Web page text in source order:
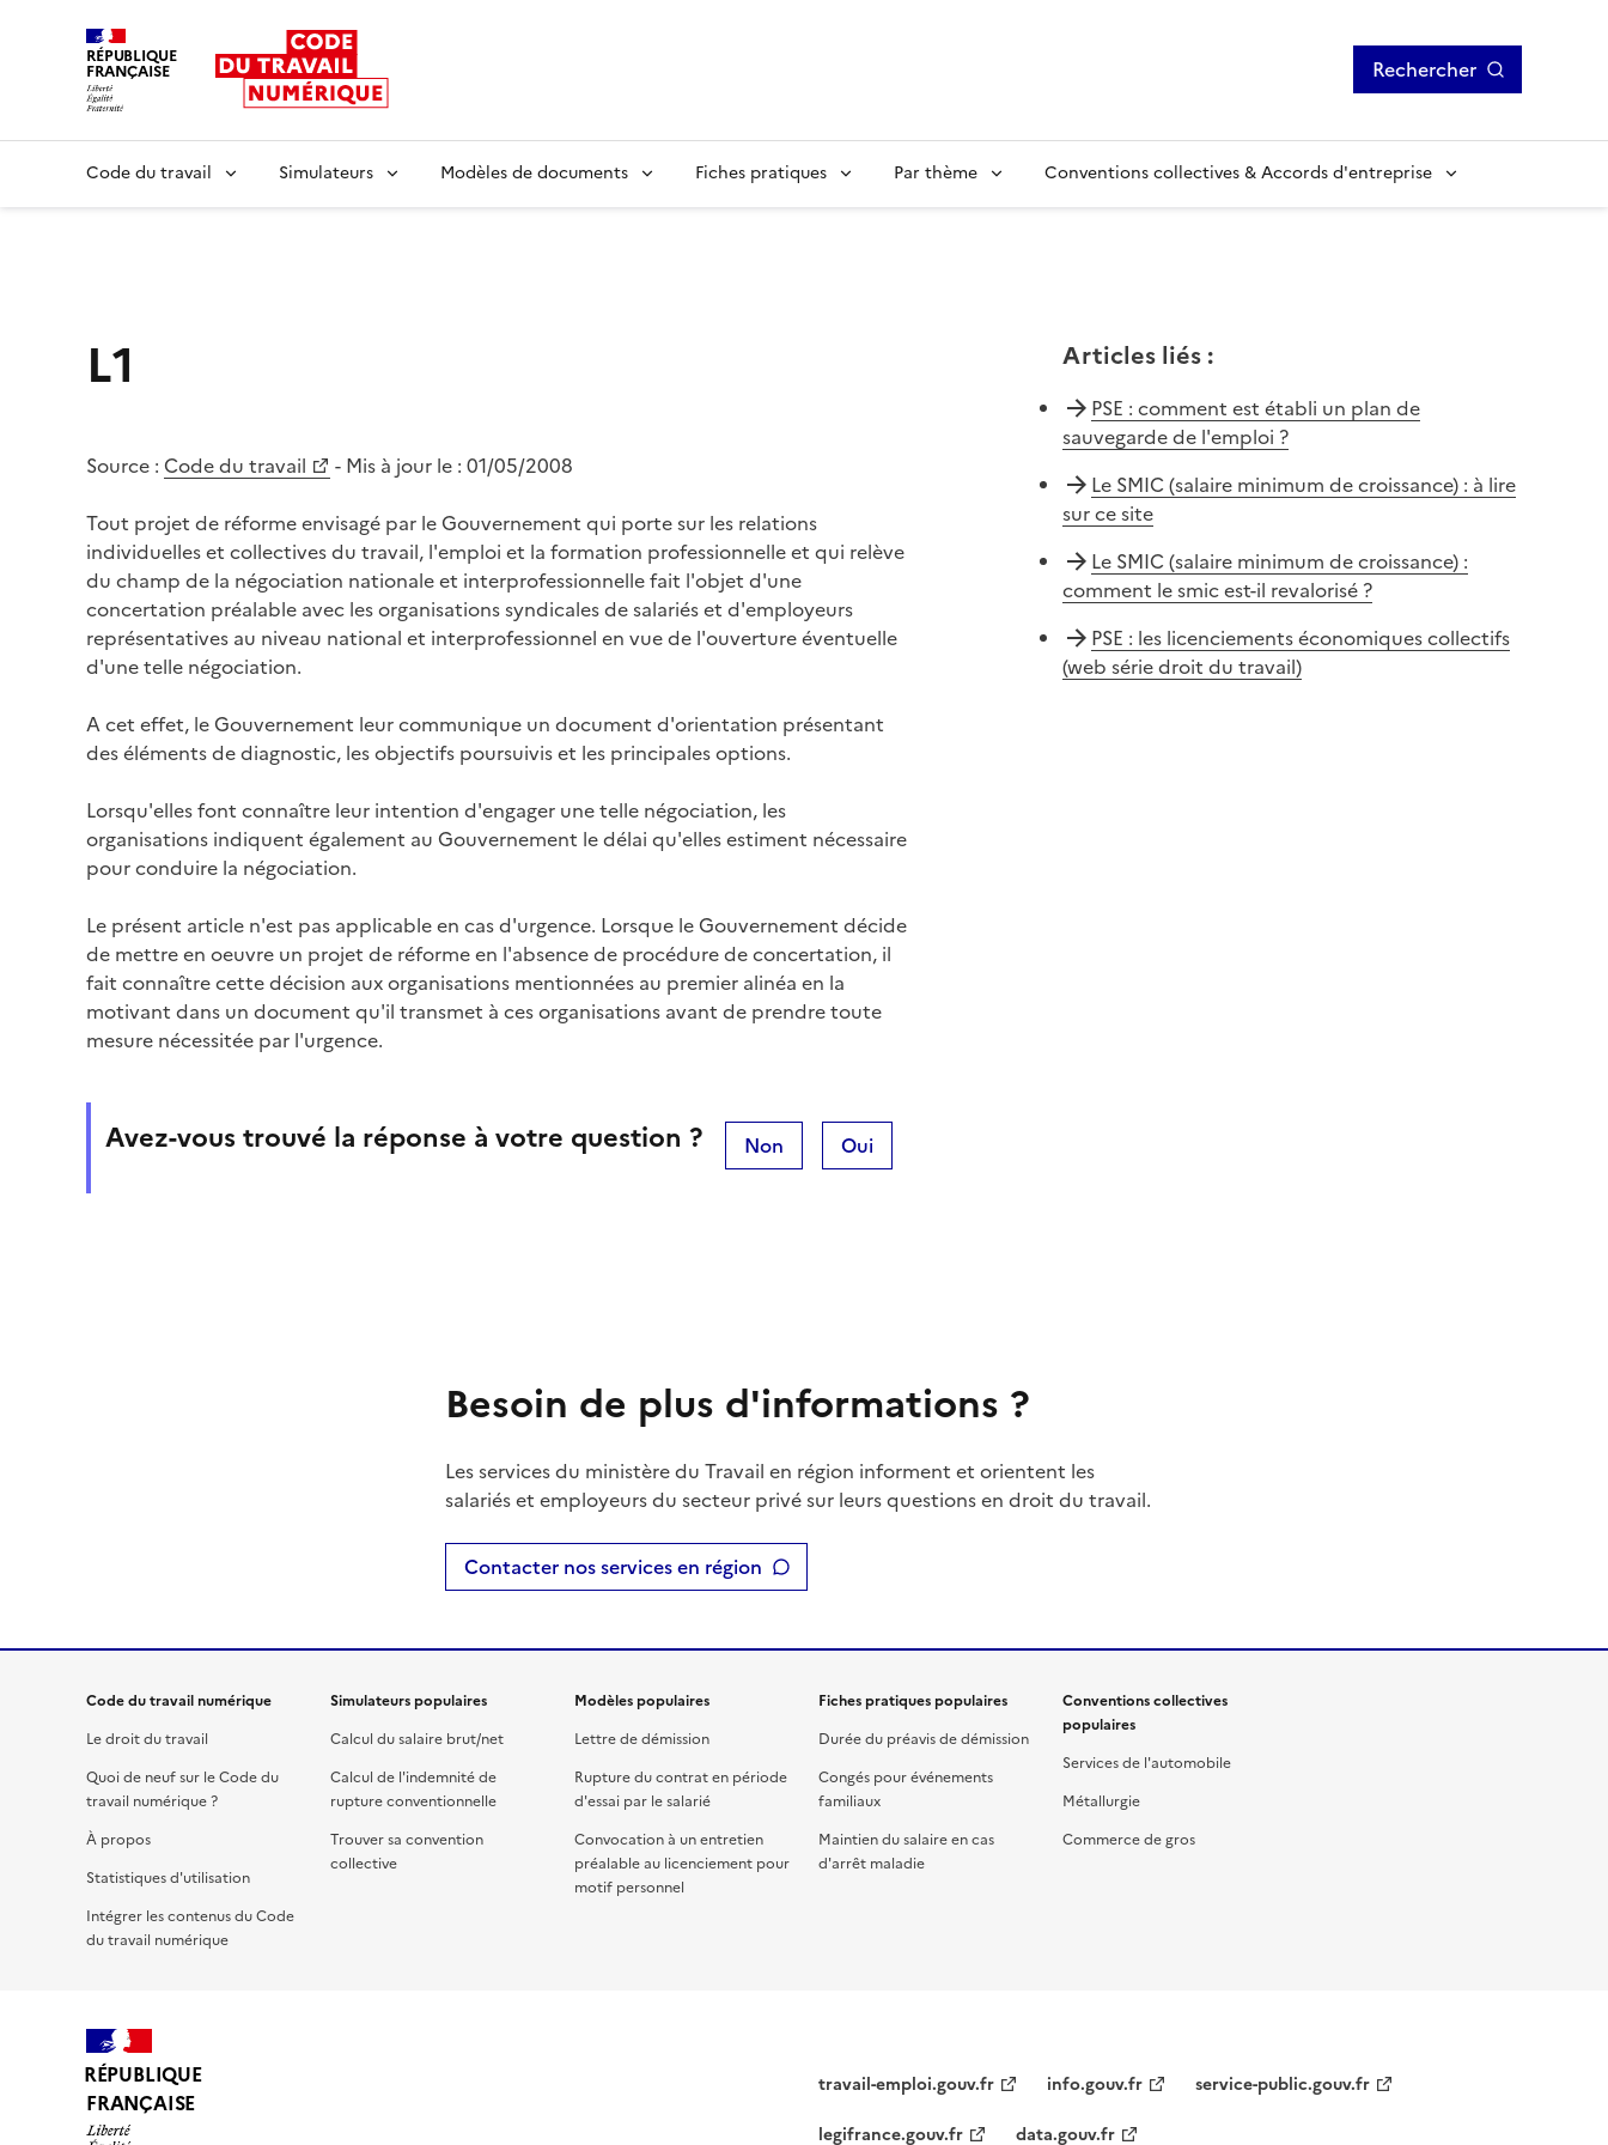
RÉPUBLIQUE
FRANÇAISE Rechercher
Code du travail Simulateurs Modèles de documents Fiches pratiques Par thème Conventions collectives & Accords d'entreprise
L1
Source : Code du travail - Mis à jour le : 01/05/2008
Tout projet de réforme envisagé par le Gouvernement qui porte sur les relations
individuelles et collectives du travail, l'emploi et la formation professionnelle et qui relève
du champ de la négociation nationale et interprofessionnelle fait l'objet d'une
concertation préalable avec les organisations syndicales de salariés et d'employeurs
représentatives au niveau national et interprofessionnel en vue de l'ouverture éventuelle
d'une telle négociation.
A cet effet, le Gouvernement leur communique un document d'orientation présentant
des éléments de diagnostic, les objectifs poursuivis et les principales options.
Lorsqu'elles font connaître leur intention d'engager une telle négociation, les
organisations indiquent également au Gouvernement le délai qu'elles estiment nécessaire
pour conduire la négociation.
Le présent article n'est pas applicable en cas d'urgence. Lorsque le Gouvernement décide
de mettre en oeuvre un projet de réforme en l'absence de procédure de concertation, il
fait connaître cette décision aux organisations mentionnées au premier alinéa en la
motivant dans un document qu'il transmet à ces organisations avant de prendre toute
mesure nécessitée par l'urgence.
Avez-vous trouvé la réponse à votre question ? Non Oui
Articles liés:
PSE : comment est établi un plan de
sauvegarde de l'emploi ?
Le SMIC (salaire minimum de croissance) : à lire
sur ce site
Le SMIC (salaire minimum de croissance) :
comment le smic est-il revalorisé ?
PSE : les licenciements économiques collectifs
(web série droit du travail)
Besoin de plus d'informations ?
Les services du ministère du Travail en région informent et orientent les
salariés et employeurs du secteur privé sur leurs questions en droit du travail.
Contacter nos services en région
Code du travail numérique
Le droit du travail
Quoi de neuf sur le Code du
travail numérique ?
À propos
Statistiques d'utilisation
Intégrer les contenus du Code
du travail numérique
Simulateurs populaires
Calcul du salaire brut/net
Calcul de l'indemnité de
rupture conventionnelle
Trouver sa convention
collective
Modèles populaires
Lettre de démission
Rupture du contrat en période
d'essai par le salarié
Convocation à un entretien
préalable au licenciement pour
motif personnel
Fiches pratiques populaires
Durée du préavis de démission
Congés pour événements
familiaux
Maintien du salaire en cas
d'arrêt maladie
Conventions collectives
populaires
Services de l'automobile
Métallurgie
Commerce de gros
RÉPUBLIQUE
FRANÇAISE
travail-emploi.gouv.fr info.gouv.fr
service-public.gouv.fr
legifrance.gouv.fr
data.gouv.fr